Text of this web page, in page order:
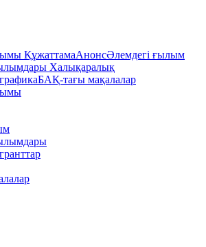
ҚұжаттамаАнонсӘлемдегі ғылым
Халықаралық
БАҚ-тағы мақалалар